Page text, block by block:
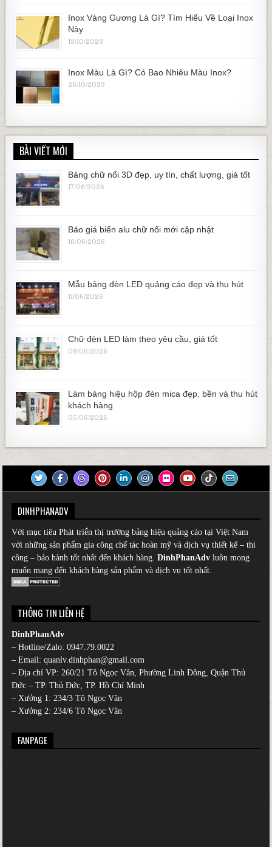
Inox Vàng Gương Là Gì? Tìm Hiểu Về Loại Inox
Này
13/10/2023
Inox Màu Là Gì? Có Bao Nhiêu Màu Inox?
26/10/2023
BÀI VIẾT MỚI
Bảng chữ nổi 3D đẹp, uy tín, chất lượng, giá tốt
17/06/2026
Báo giá biển alu chữ nổi mới cập nhật
16/06/2026
Mẫu bảng đèn LED quảng cáo đẹp và thu hút
11/06/2026
Chữ đèn LED làm theo yêu cầu, giá tốt
09/06/2026
Làm bảng hiệu hộp đèn mica đẹp, bền và thu hút
khách hàng
05/06/2026
DINHPHANADV
Với mục tiêu Phát triển thị trường bảng hiệu quảng cáo tại Việt Nam
với những sản phẩm gia công chế tác hoàn mỹ và dịch vụ thiết kế – thi
công – bảo hành tốt nhất đến khách hàng.DinhPhanAdv luôn mong
muốn mang đến khách hàng sản phẩm và dịch vụ tốt nhất.
THÔNG TIN LIÊN HỆ
DinhPhanAdv
– Hotline/Zalo:0947.79.0022
– Email: quanlv.dinhphan@gmail.com
– Địa chỉ VP: 260/21 Tô Ngọc Vân, Phường Linh Đông, Quận Thủ
Đức – TP. Thủ Đức, TP. Hồ Chí Minh
– Xưởng 1: 234/3 Tô Ngọc Vân
– Xưởng 2: 234/6 Tô Ngọc Vân
FANPAGE